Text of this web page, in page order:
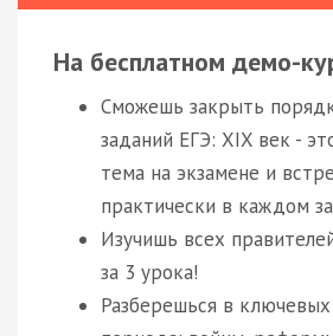
На бесплатном демо-
Сможешь закрыть
заданий ЕГЭ: XIX век -
тема на экзамене и
практически в каждом
Изучишь всех
за 3 урока!
Разберешься в